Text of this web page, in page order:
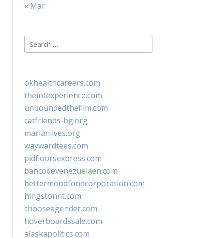
« Mar
Search
for:
okhealthcareers.com
theintexperience.com
unboundedthefilm.com
catfriends-bg.org
marianlives.org
waywardtees.com
pidfloorsexpress.com
bancodevenezuelaen.com
bettermoodfoodcorporation.com
hingstonnt.com
chooseagender.com
hoverboardssale.com
alaskapolitics.com